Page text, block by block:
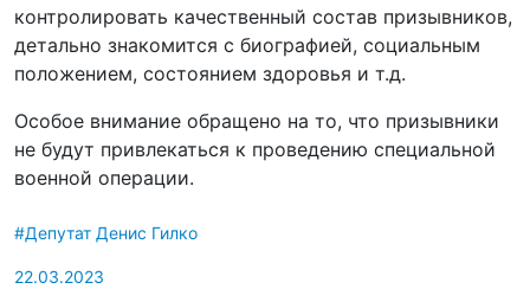
контролировать качественный состав призывников,
детально знакомится с биографией, социальным
положением, состоянием здоровья и т.д.
Особое внимание обращено на то, что призывники
не будут привлекаться к проведению специальной
военной операции.
#Депутат Денис Гилко
22.03.2023